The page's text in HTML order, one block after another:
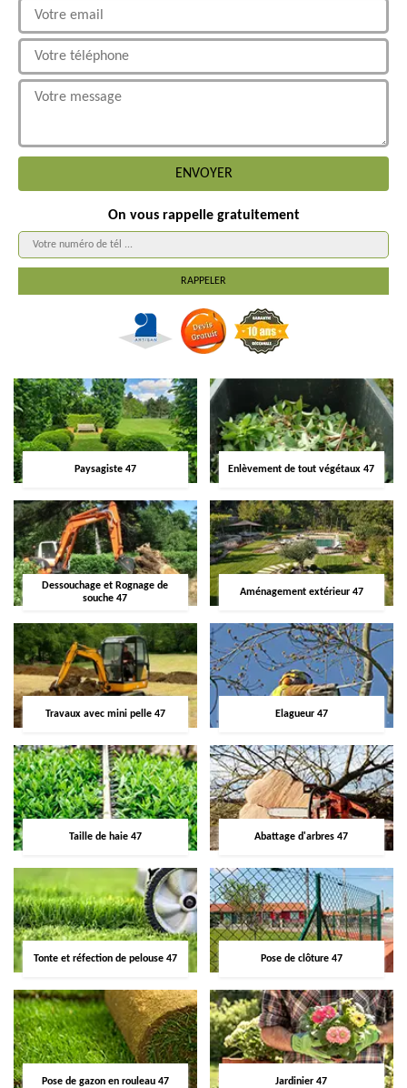
On vous rappelle gratuitement
Paysagiste 47 Enlèvement de tout végétaux 47
Dessouchage et Rognage de
souche 47
Aménagement extérieur 47
Travaux avec mini pelle 47 Elagueur 47
Taille de haie 47 Abattage d'arbres 47
Tonte et réfection de pelouse 47 Pose de clôture 47
Pose de gazon en rouleau 47 Jardinier 47